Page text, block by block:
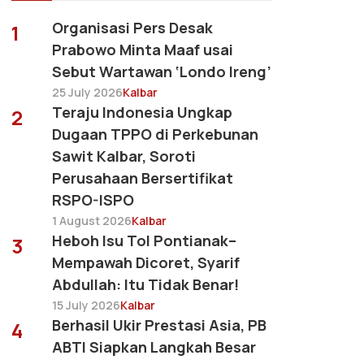
1
Organisasi Pers Desak
Prabowo Minta Maaf usai
Sebut Wartawan ‘Londo Ireng’
25 July 2026Kalbar
2
Teraju Indonesia Ungkap
Dugaan TPPO di Perkebunan
Sawit Kalbar, Soroti
Perusahaan Bersertifikat
RSPO-ISPO
1 August 2026Kalbar
3
Heboh Isu Tol Pontianak–
Mempawah Dicoret, Syarif
Abdullah: Itu Tidak Benar!
15 July 2026Kalbar
4
Berhasil Ukir Prestasi Asia, PB
ABTI Siapkan Langkah Besar